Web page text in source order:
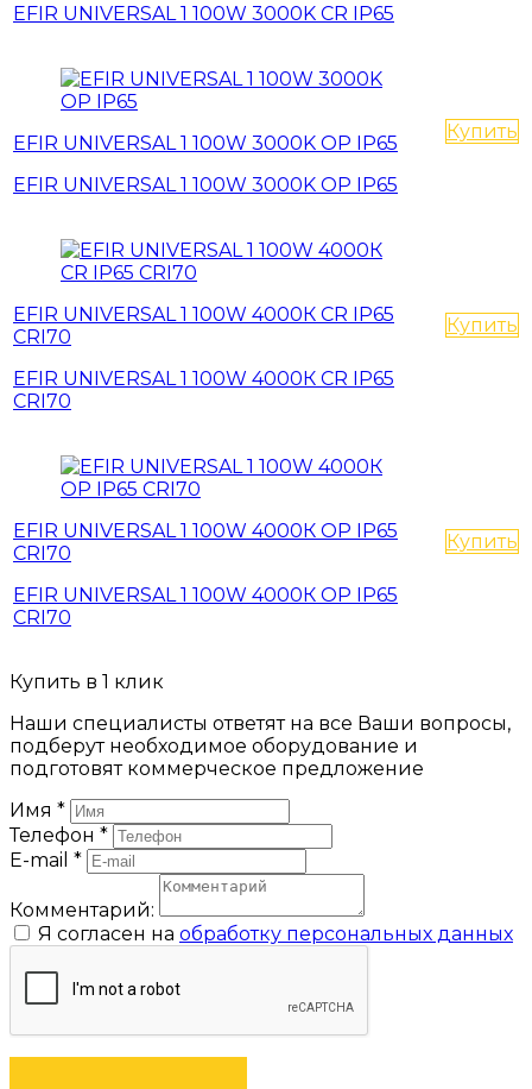
EFIR UNIVERSAL 1 100W 3000K CR IP65
EFIR UNIVERSAL 1 100W 3000K OP IP65
EFIR UNIVERSAL 1 100W 3000K OP IP65
Купить
EFIR UNIVERSAL 1 100W 4000К CR IP65
CRI70
EFIR UNIVERSAL 1 100W 4000К CR IP65
CRI70
Купить
EFIR UNIVERSAL 1 100W 4000К OP IP65
CRI70
EFIR UNIVERSAL 1 100W 4000К OP IP65
CRI70
Купить
Купить в 1 клик
Наши специалисты ответят на все Ваши вопросы,
подберут необходимое оборудование и
подготовят коммерческое предложение
Имя *
Телефон *
E-mail *
Комментарий:
Я согласен на обработку персональных данных